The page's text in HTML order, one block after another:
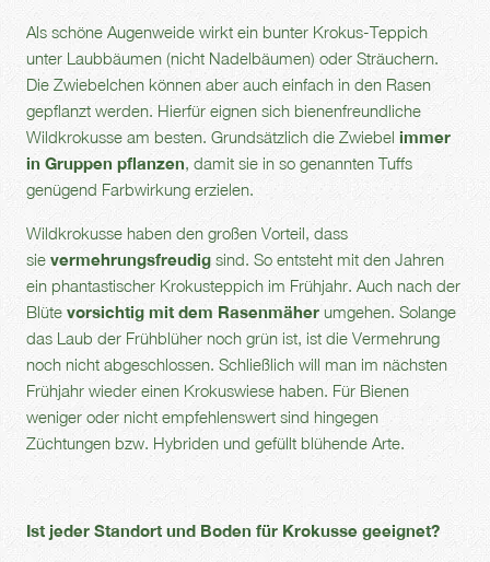
Als schöne Augenweide wirkt ein bunter Krokus-Teppich
unter Laubbäumen (nicht Nadelbäumen) oder Sträuchern.
Die Zwiebelchen können aber auch einfach in den Rasen
gepflanzt werden. Hierfür eignen sich bienenfreundliche
Wildkrokusse am besten. Grundsätzlich die Zwiebel immer
in Gruppen pflanzen, damit sie in so genannten Tuffs
genügend Farbwirkung erzielen.
Wildkrokusse haben den großen Vorteil, dass
sie vermehrungsfreudig sind. So entsteht mit den Jahren
ein phantastischer Krokusteppich im Frühjahr. Auch nach der
Blüte vorsichtig mit dem Rasenmäher umgehen. Solange
das Laub der Frühblüher noch grün ist, ist die Vermehrung
noch nicht abgeschlossen. Schließlich will man im nächsten
Frühjahr wieder einen Krokuswiese haben. Für Bienen
weniger oder nicht empfehlenswert sind hingegen
Züchtungen bzw. Hybriden und gefüllt blühende Arte.
Ist jeder Standort und Boden für Krokusse geeignet?